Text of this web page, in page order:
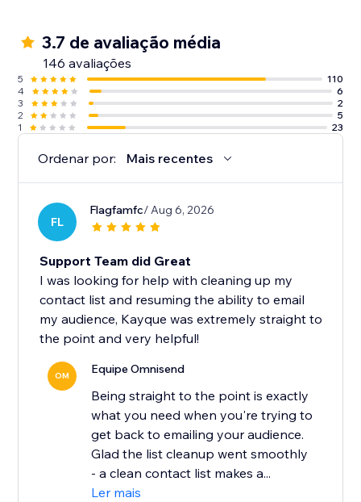
✓ Alcance até 250 contatos
✓ 500 emails por mês
✓ Crédito único de US$ 1 para SMS (até 60 SMSs)
Observação: atualmente não oferecemos cursos.
3.7 de avaliação média
146 avaliações
5
110
4
6
3
2
2
5
1
23
Ordenar por: Mais recentes
FL
Flagfamfc/ Aug 6, 2026
Support Team did Great
I was looking for help with cleaning up my
contact list and resuming the ability to email
my audience, Kayque was extremely straight to
the point and very helpful!
OM Equipe Omnisend
Being straight to the point is exactly
what you need when you're trying to
get back to emailing your audience.
Glad the list cleanup went smoothly
- a clean contact list makes a...
Ler mais